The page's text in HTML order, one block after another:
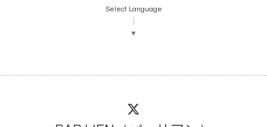
Select Language
▼